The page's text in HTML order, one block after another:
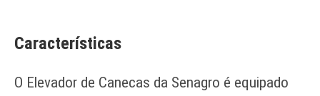
Características
O Elevador de Canecas da Senagro é equipado